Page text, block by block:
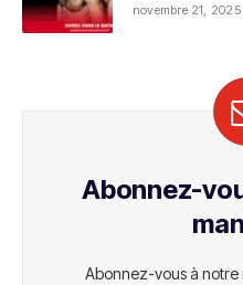
novembre 21, 2025
Abonnez-
Abonnez-vous à